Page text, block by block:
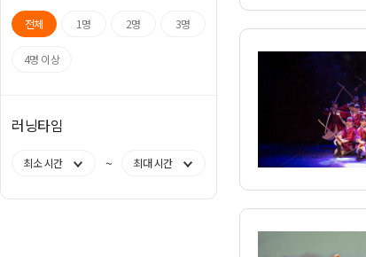
전체 1명 2명 3명
4명 이상
러닝타임
최소 시간 ~ 최대 시간